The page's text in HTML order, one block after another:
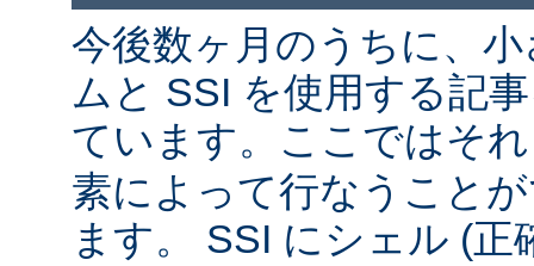
今後数ヶ月のうちに、
ムと SSI を使用する記
ています。ここではそ
素によって行なうこと
ます。 SSI にシェル (